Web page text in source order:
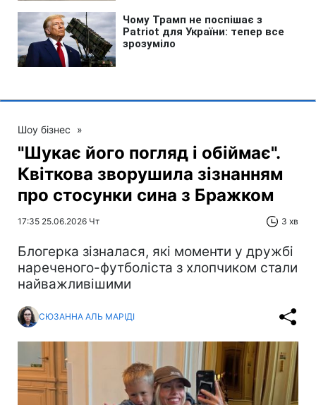
Шоу бізнес »
"Шукає його погляд і обіймає".
Квіткова зворушила зізнанням
про стосунки сина з Бражком
17:35 25.06.2026 Чт 3 хв
Блогерка зізналася, які моменти у дружбі
нареченого-футболіста з хлопчиком стали
найважливішими
СЮЗАННА АЛЬ МАРІДІ